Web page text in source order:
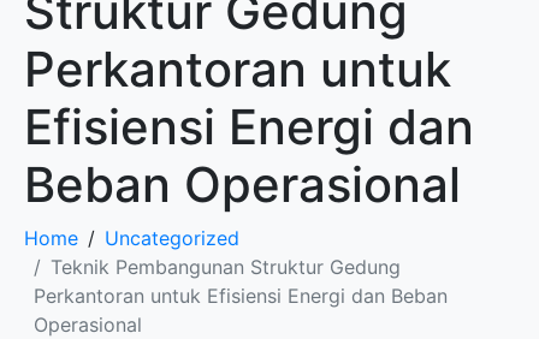
Struktur Gedung
Perkantoran untuk
Efisiensi Energi dan
Beban Operasional
Home
Uncategorized
Teknik Pembangunan Struktur Gedung
Perkantoran untuk Efisiensi Energi dan Beban
Operasional